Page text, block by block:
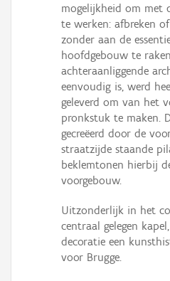
mogelijkheid om met
te werken: afbreken
zonder aan de
hoofdgebouw te
achteraanliggende
eenvoudig is, werd
geleverd om van het
pronkstuk te maken.
gecreëerd door de
straatzijde staande
beklemtonen hierbij
voorgebouw.
Uitzonderlijk in het
centraal gelegen
decoratie een
voor Brugge.